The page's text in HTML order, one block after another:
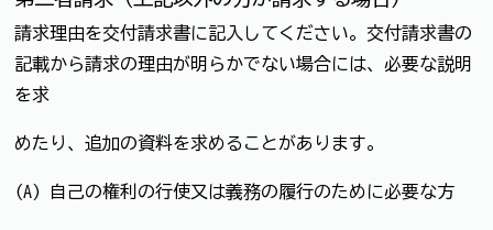
請求理由を交付請求書に記入してください。交付請求書の
記載から請求の理由が明らかでない場合には、必要な説明
を求
めたり、追加の資料を求めることがあります。
(A) 自己の権利の行使又は義務の履行のために必要な方